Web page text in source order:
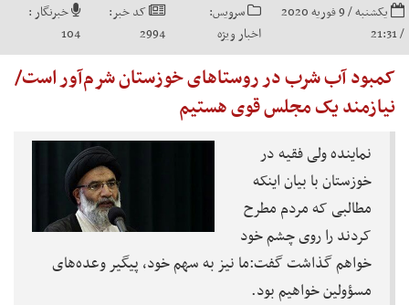
یکشنبه / 9 فوریه 2020
/ 21:31
سرویس:
اخبار ویژه
کد خبر:
2994
خبرنگار :
104
کمبود آب شرب در روستاهای خوزستان شرم‌آور است/
نیازمند یک مجلس قوی هستیم
نماینده ولی فقیه در
خوزستان با بیان اینکه
مطالبی که مردم مطرح
کردند را روی چشم خود
خواهم گذاشت گفت:ما نیز به سهم خود، پیگیر وعده‌های
مسؤولین خواهیم بود.